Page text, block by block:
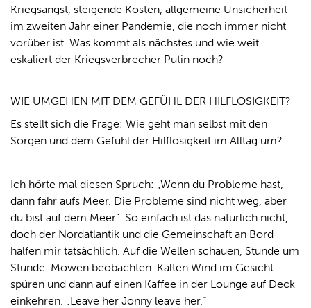
Kriegsangst, steigende Kosten, allgemeine Unsicherheit
im zweiten Jahr einer Pandemie, die noch immer nicht
vorüber ist. Was kommt als nächstes und wie weit
eskaliert der Kriegsverbrecher Putin noch?
WIE UMGEHEN MIT DEM GEFÜHL DER HILFLOSIGKEIT?
Es stellt sich die Frage: Wie geht man selbst mit den
Sorgen und dem Gefühl der Hilflosigkeit im Alltag um?
Ich hörte mal diesen Spruch: „Wenn du Probleme hast,
dann fahr aufs Meer. Die Probleme sind nicht weg, aber
du bist auf dem Meer“. So einfach ist das natürlich nicht,
doch der Nordatlantik und die Gemeinschaft an Bord
halfen mir tatsächlich. Auf die Wellen schauen, Stunde um
Stunde. Möwen beobachten. Kalten Wind im Gesicht
spüren und dann auf einen Kaffee in der Lounge auf Deck
einkehren. „Leave her Jonny leave her.“